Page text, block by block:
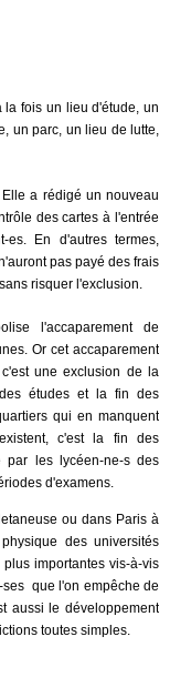
fois un lieu d'étude, un
un parc, un lieu de lutte,
a rédigé un nouveau
des cartes à l'entrée
En d'autres termes,
pas payé des frais
risquer l'exclusion.
l'accaparement de
Or cet accaparement
une exclusion de la
études et la fin des
qui en manquent
c'est la fin des
par les lycéen-ne-s des
d'examens.
ou dans Paris à
des universités
importantes vis-à-vis
que l'on empêche de
aussi le développement
toutes simples.